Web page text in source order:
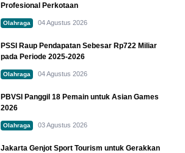
Profesional Perkotaan
Olahraga 04 Agustus 2026
PSSI Raup Pendapatan Sebesar Rp722 Miliar
pada Periode 2025-2026
Olahraga 04 Agustus 2026
PBVSI Panggil 18 Pemain untuk Asian Games
2026
Olahraga 03 Agustus 2026
Jakarta Genjot Sport Tourism untuk Gerakkan